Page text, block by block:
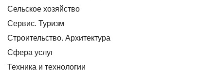
Сельское хозяйство
Сервис. Туризм
Строительство. Архитектура
Сфера услуг
Техника и технологии